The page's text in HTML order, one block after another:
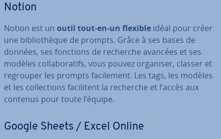
Notion
Notion est un outil tout-en-un flexible idéal pour créer
une bi­blio­thèque de prompts. Grâce à ses bases de
données, ses fonctions de recherche avancées et ses
modèles col­la­bo­ra­tifs, vous pouvez organiser, classer et
regrouper les prompts fa­ci­le­ment. Les tags, les modèles
et les col­lec­tions fa­ci­li­tent la recherche et l’accès aux
contenus pour toute l’équipe.
Google Sheets / Excel Online